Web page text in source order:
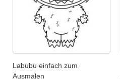
Labubu einfach zum
Ausmalen